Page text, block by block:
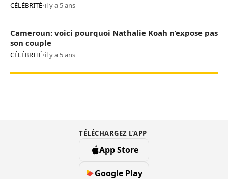
CÉLÉBRITÉ•il y a 5 ans
Cameroun: voici pourquoi Nathalie Koah n’expose pas
son couple
CÉLÉBRITÉ•il y a 5 ans
TÉLÉCHARGEZ L’APP
App Store
Google Play